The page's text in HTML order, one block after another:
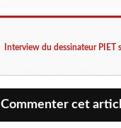
Interview du dessinateur PIET
Commenter cet